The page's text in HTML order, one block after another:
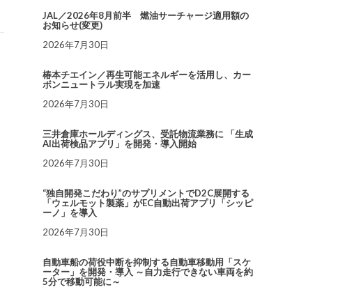
JAL／2026年8月前半 燃油サーチャージ適用額の
お知らせ(変更)
2026年7月30日
椿本チエイン／再生可能エネルギーを活用し、カー
ボンニュートラル実現を加速
2026年7月30日
三井倉庫ホールディングス、受託物流業務に 「生成
AI出荷検品アプリ」を開発・導入開始
2026年7月30日
“独自開発こだわり”のサプリメントでD2C展開する
「ウェルモット製薬」がEC自動出荷アプリ「シッピ
ーノ」を導入
2026年7月30日
自動車船の荷役中断を抑制する自動車移動用「スケ
ーター」を開発・導入 ～自力走行できない車両を約
5分で移動可能に～